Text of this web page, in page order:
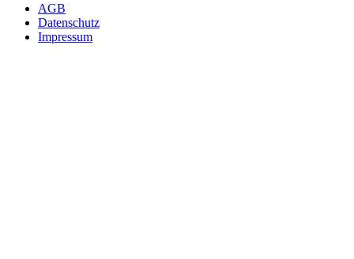
AGB
Datenschutz
Impressum